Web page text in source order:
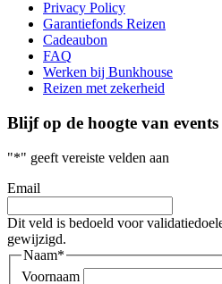
Privacy Policy
Garantiefonds Reizen
Cadeaubon
FAQ
Werken bij Bunkhouse
Reizen met zekerheid
Blijf op de hoogte van events
"*" geeft vereiste velden aan
Email
Dit veld is bedoeld voor
gewijzigd.
Naam*
Voornaam